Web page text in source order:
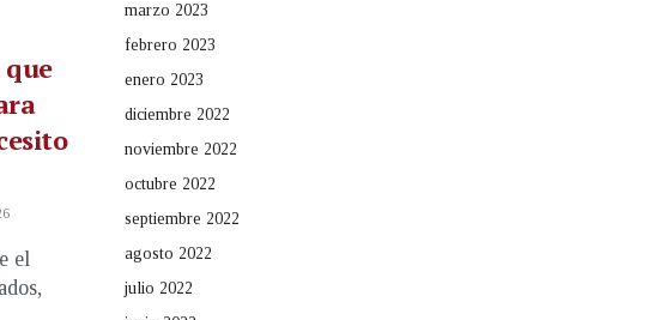
que
el
marzo 2023
febrero 2023
enero 2023
diciembre 2022
noviembre 2022
octubre 2022
septiembre 2022
agosto 2022
julio 2022